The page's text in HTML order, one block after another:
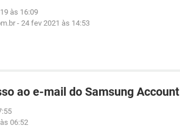
às 16:09
- 24 fev 2021 às 14:53
ao e-mail do Samsung Account
06:52